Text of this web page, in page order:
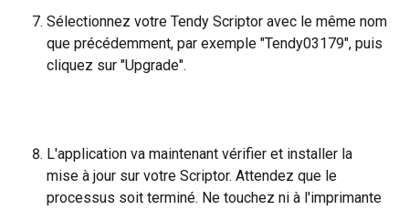
Sélectionnez votre Tendy Scriptor avec le même nom
que précédemment, par exemple "Tendy03179", puis
cliquez sur "Upgrade".
L'application va maintenant vérifier et installer la
mise à jour sur votre Scriptor. Attendez que le
processus soit terminé. Ne touchez ni à l'imprimante